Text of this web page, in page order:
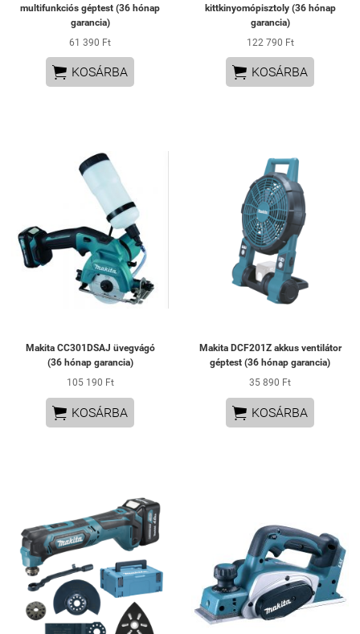
multifunkciós géptest (36 hónap
garancia)
61 390 Ft
 KOSÁRBA
kittkinyomópisztoly (36 hónap
garancia)
122 790 Ft
 KOSÁRBA
Makita CC301DSAJ üvegvágó
(36 hónap garancia)
105 190 Ft
 KOSÁRBA
Makita DCF201Z akkus ventilátor
géptest (36 hónap garancia)
35 890 Ft
 KOSÁRBA